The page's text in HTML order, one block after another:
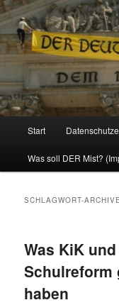
Politik, Wirtschaft,
Zum
Inhalt
Zum
sekundären
Start
Was soll DER Mist?
SCHLAGWORT-
Was KiK
Schulreform
haben